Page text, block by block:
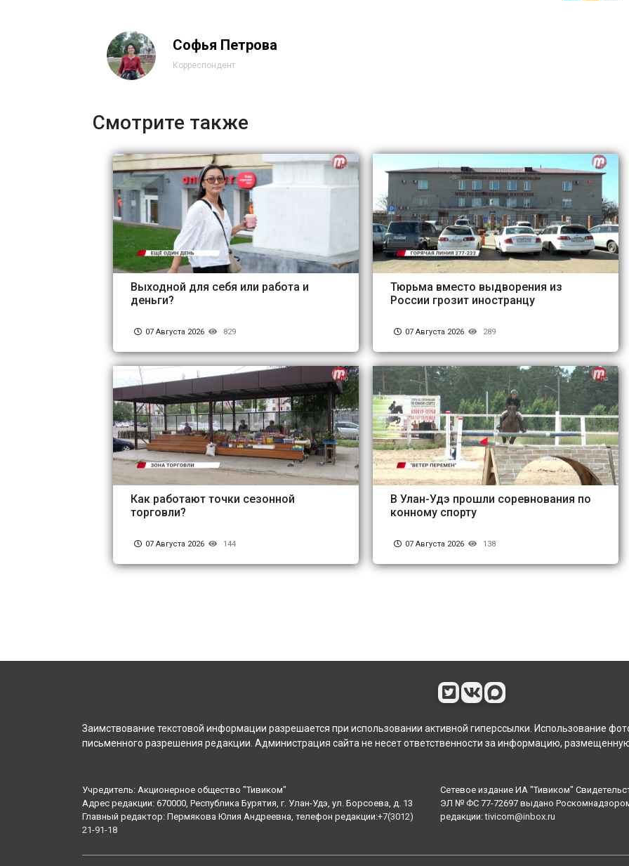
Софья Петрова
Корреспондент
Смотрите также
Выходной для себя или работа и
деньги?
07 Августа 2026 829
Тюрьма вместо выдворения из
России грозит иностранцу
07 Августа 2026 289
Как работают точки сезонной
торговли?
07 Августа 2026 144
В Улан-Удэ прошли соревнования по
конному спорту
07 Августа 2026 138
Заимствование текстовой информации разрешается при использовании активной гиперссылки. Использование
письменного разрешения редакции. Администрация сайта не несет ответственности за информацию,
Учредитель: Акционерное общество "Тивиком"
Адрес редакции: 670000, Республика Бурятия, г. Улан-Удэ, ул. Борсоева, д. 13
Главный редактор: Пермякова Юлия Андреевна, телефон редакции:+7(3012)
21-91-18
Сетевое издание ИА "Тивиком"
ЭЛ № ФС 77-72697 выдано
редакции:tivicom@inbox.ru